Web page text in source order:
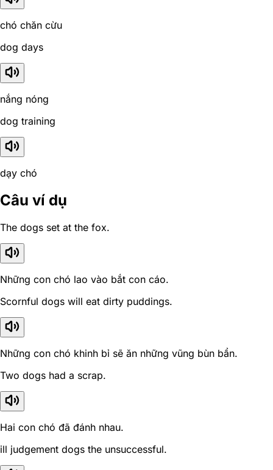
chó chăn cừu
dog days
nắng nóng
dog training
dạy chó
Câu ví dụ
The dogs set at the fox.
Những con chó lao vào bắt con cáo.
Scornful dogs will eat dirty puddings.
Những con chó khinh bỉ sẽ ăn những vũng bùn bẩn.
Two dogs had a scrap.
Hai con chó đã đánh nhau.
ill judgement dogs the unsuccessful.